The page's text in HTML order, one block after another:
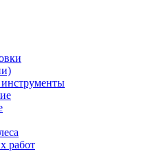
работ